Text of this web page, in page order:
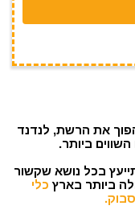
את הרשת, לנדנד
ביותר.
בכל נושא שקשור
ביותר בארץ כלי